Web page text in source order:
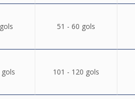
51 - 60 gols
101 - 120 gols